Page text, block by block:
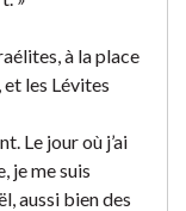
à la place
les Lévites
Le jour où j’ai
je me suis
aussi bien des